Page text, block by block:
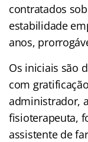
contratados
estabilidade
anos,
Os iniciais são
com
administrador,
fisioterapeuta,
assistente de